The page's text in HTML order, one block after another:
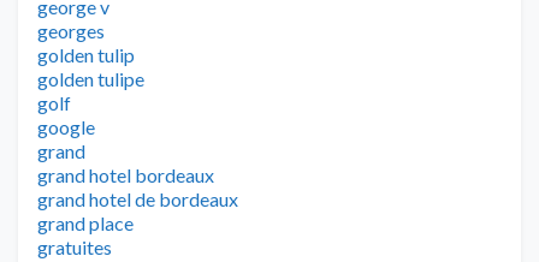
george v
georges
golden tulip
golden tulipe
golf
google
grand
grand hotel bordeaux
grand hotel de bordeaux
grand place
gratuites